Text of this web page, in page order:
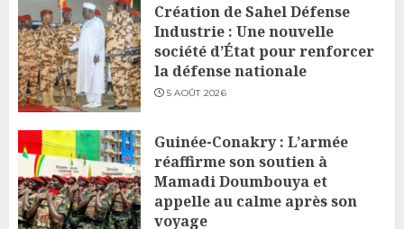
Création de Sahel Défense
Industrie : Une nouvelle
société d’État pour renforcer
la défense nationale
5 AOÛT 2026
Guinée-Conakry : L’armée
réaffirme son soutien à
Mamadi Doumbouya et
appelle au calme après son
voyage